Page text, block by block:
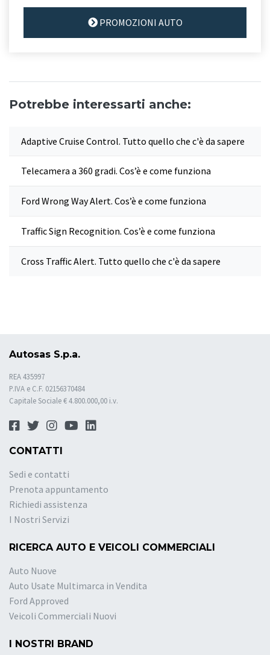
PROMOZIONI AUTO
Potrebbe interessarti anche:
Adaptive Cruise Control. Tutto quello che c'è da sapere
Telecamera a 360 gradi. Cos’è e come funziona
Ford Wrong Way Alert. Cos’è e come funziona
Traffic Sign Recognition. Cos’è e come funziona
Cross Traffic Alert. Tutto quello che c'è da sapere
Autosas S.p.a.
REA 435997
P.IVA e C.F. 02156370484
Capitale Sociale € 4.800.000,00 i.v.
CONTATTI
Sedi e contatti
Prenota appuntamento
Richiedi assistenza
I Nostri Servizi
RICERCA AUTO E VEICOLI COMMERCIALI
Auto Nuove
Auto Usate Multimarca in Vendita
Ford Approved
Veicoli Commerciali Nuovi
I NOSTRI BRAND